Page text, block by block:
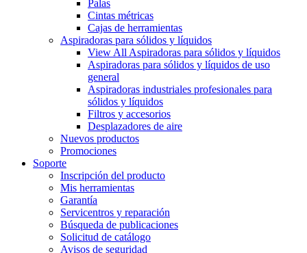
Palas
Cintas métricas
Cajas de herramientas
Aspiradoras para sólidos y líquidos
View All Aspiradoras para sólidos y líquidos
Aspiradoras para sólidos y líquidos de uso
general
Aspiradoras industriales profesionales para
sólidos y líquidos
Filtros y accesorios
Desplazadores de aire
Nuevos productos
Promociones
Soporte
Inscripción del producto
Mis herramientas
Garantía
Servicentros y reparación
Búsqueda de publicaciones
Solicitud de catálogo
Avisos de seguridad